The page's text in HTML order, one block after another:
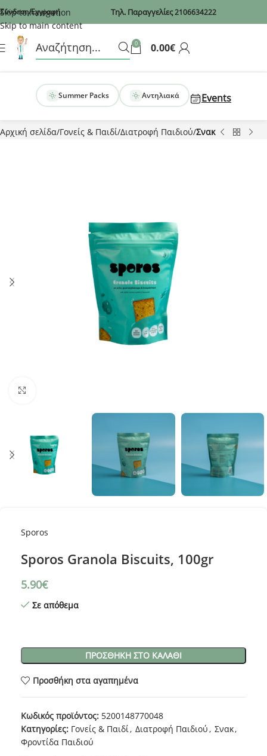
Recaptcha
Skip to navigation
Skip to main content
Σύνδεση/Εγγραφή Τηλ. Παραγγελίες2106634222
0 0.00€
Summer Packs Αντηλιακά Events
Αρχική σελίδα Γονείς & Παιδί Διατροφή Παιδιού Σνακ
Sporos
Sporos Granola Biscuits, 100gr
5.90€
Σε απόθεμα
ΠΡΟΣΘΉΚΗ ΣΤΟ ΚΑΛΆΘΙ
Προσθήκη στα αγαπημένα
Κωδικός προϊόντος: 5200148770048
Κατηγορίες: Γονείς & Παιδί, Διατροφή Παιδιού, Σνακ,
Φροντίδα Παιδιού